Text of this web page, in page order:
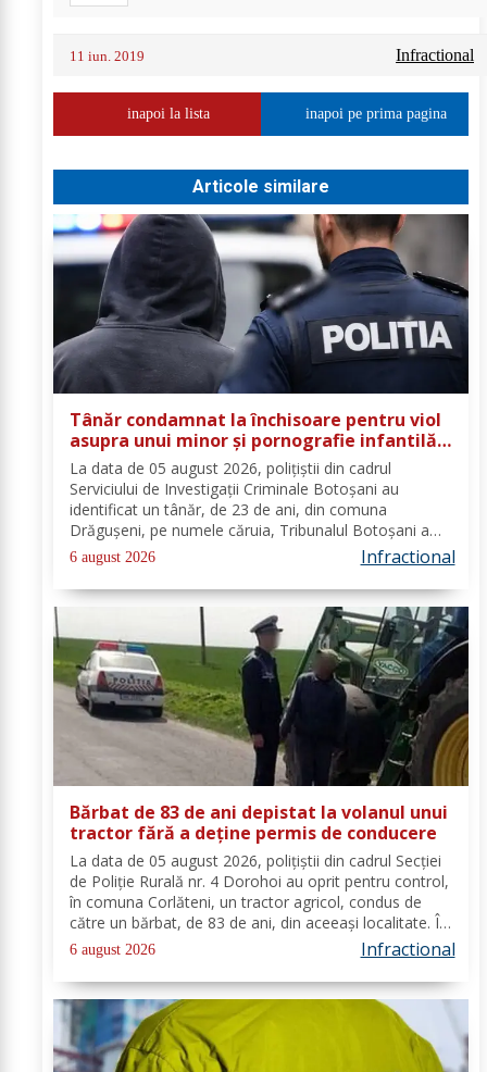
11 iun. 2019 Infractional
inapoi la lista inapoi pe prima pagina
Articole similare
Tânăr condamnat la închisoare pentru viol
asupra unui minor și pornografie infantilă,
identificat de polițiști
La data de 05 august 2026, polițiștii din cadrul
Serviciului de Investigații Criminale Botoșani au
identificat un tânăr, de 23 de ani, din comuna
Drăgușeni, pe numele căruia, Tribunalul Botoșani a
emis un mandat de executare a pedepsei cu
închisoarea. Tânărul a fost condamnat la 4 ani și 5 luni
de...
6 august 2026 Infractional
Bărbat de 83 de ani depistat la volanul unui
tractor fără a deține permis de conducere
La data de 05 august 2026, polițiștii din cadrul Secției
de Poliție Rurală nr. 4 Dorohoi au oprit pentru control,
în comuna Corlăteni, un tractor agricol, condus de
către un bărbat, de 83 de ani, din aceeași localitate. În
urma verificărilor efectuate de către polițiști, s-a
constatat faptul că...
6 august 2026 Infractional